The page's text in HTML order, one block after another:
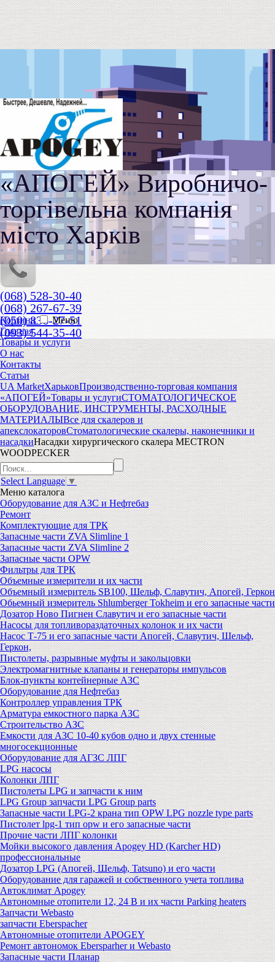
«АПОГЕЙ» Виробничо-
торгівельна компанія
місто Харків
(068) 528-30-40
(068) 267-67-39
(050) 836-27-51
(093) 544-35-40
Корзина
Меню
Главная
Товары и услуги
О нас
Контакты
Статьи
UA MarketХарьковПроизводственно-торговая компания
«АПОГЕЙ»Товары и услугиСТОМАТОЛОГИЧЕСКОЕ
ОБОРУДОВАНИЕ, ИНСТРУМЕНТЫ, РАСХОДНЫЕ
МАТЕРИАЛЫВсе для скалеров и
апекслокаторовСтоматологические скалеры, наконечники и
насадкиНасадки хирургического скалера MECTRON
WOODPECKER
Select Language ▼
Менюкаталога
Оборудование для АЗС и Нефтебаз
Ремонт
Комплектующие для ТРК
Запасные части ZVA Slimline 1
Запасные части ZVA Slimline 2
Запасные части OPW
Фильтры для ТРК
Объемные измерители и их части
Объемный измеритель SB100, Шельф, Славутич, Апогей, Геркон
Обьемный измеритель Shlumberger Tokheim и его запасные части
Дозатор Ново Пигнен Славутич и его запасные части
Насосы для топливораздаточных колонок и их части
Насос Т-75 и его запасные части Апогей, Славутич, Шельф,
Геркон,
Пистолеты, разрывные муфты и закольцовки
Электромагнитные клапаны и генераторы импульсов
Блок-пункты контейнерные АЗС
Оборудование для Нефтебаз
Контроллер управления ТРК
Арматура емкостного парка АЗС
Строительство АЗС
Емкости для АЗС 10-40 кубов одно и двух стенные
многосекционные
Оборудование для АГЗС ЛПГ
LPG насосы
Колонки ЛПГ
Пистолеты LPG и запчасти к ним
LPG Group запчасти LPG Group parts
Запасные части LPG-2 крана тип OPW LPG nozzle type parts
Пистолет lpg-1 тип opw и его запасные части
Прочие части ЛПГ колонки
Мойки высокого давления Apogey HD (Karcher HD)
профессиональные
Дозатор LPG (Апогей, Шельф, Tatsuno) и его части
Оборудование для гаражей и собственного учета топлива
Автоклимат Apogey
Автономные отопители 12, 24 В и их части Parking heaters
Запчасти Webasto
запчасти Eberspacher
Автономные отопители APOGEY
Ремонт автономок Ebersparher и Webasto
Запасные части Планар